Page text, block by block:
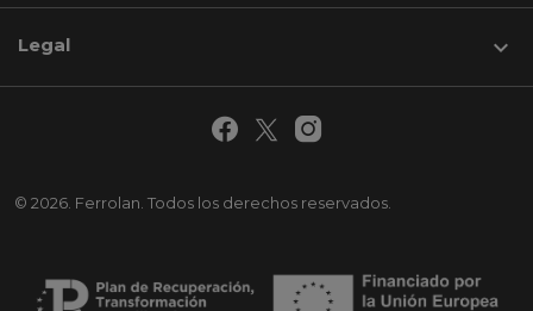
© 2026. Ferrolan. Todos los derechos reservados.
Legal 